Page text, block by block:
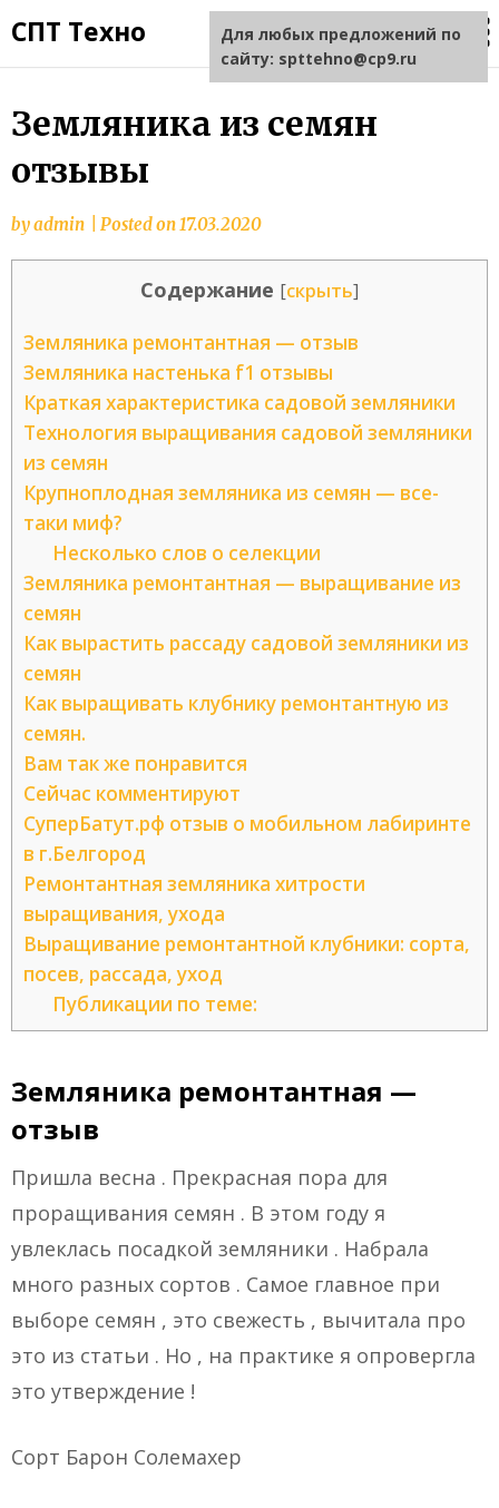
СПТ Техно
Земляника из семян
отзывы
byadmin Posted on17.03.2020
Содержание [скрыть]
Земляника ремонтантная — отзыв
Земляника настенька f1 отзывы
Краткая характеристика садовой земляники
Технология выращивания садовой земляники
из семян
Крупноплодная земляника из семян — все-
таки миф?
Несколько слов о селекции
Земляника ремонтантная — выращивание из
семян
Как вырастить рассаду садовой земляники из
семян
Как выращивать клубнику ремонтантную из
семян.
Вам так же понравится
Сейчас комментируют
СуперБатут.рф отзыв о мобильном лабиринте
в г.Белгород
Ремонтантная земляника хитрости
выращивания, ухода
Выращивание ремонтантной клубники: сорта,
посев, рассада, уход
Публикации по теме:
Земляника ремонтантная —
отзыв
Пришла весна . Прекрасная пора для
проращивания семян . В этом году я
увлеклась посадкой земляники . Набрала
много разных сортов . Самое главное при
выборе семян , это свежесть , вычитала про
это из статьи . Но , на практике я опровергла
это утверждение !
Сорт Барон Солемахер
Для любых предложений по
сайту: spttehno@cp9.ru